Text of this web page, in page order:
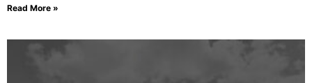
Read More »